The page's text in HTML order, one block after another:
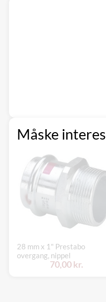
Måske
28 mm x 1" Prestabo
overgang, nippel
70,00 kr.